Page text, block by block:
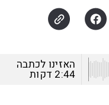
האזינו לכתבה
2:44 דקות